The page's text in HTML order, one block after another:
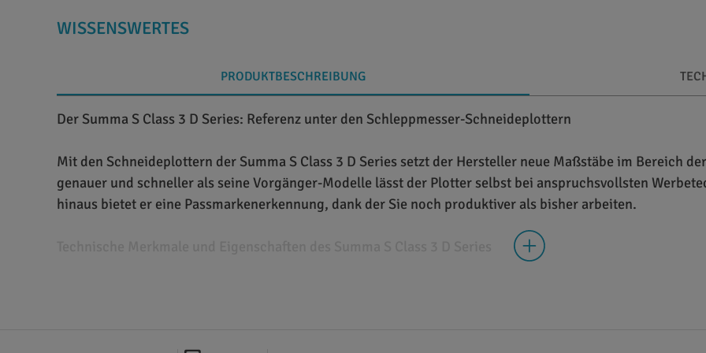
WISSENSWERTES
PRODUKTBESCHREIBUNG
Der Summa S Class 3 D Series: Referenz unter den Schleppmesser-Schneideplottern
Mit den Schneideplottern der Summa S Class 3 D Series setzt der Hersteller neue Maßstäbe im Bereich
genauer und schneller als seine Vorgänger-Modelle lässt der Plotter selbst bei anspruchsvollsten
hinaus bietet er eine Passmarkenerkennung, dank der Sie noch produktiver als bisher arbeiten.
Der Summa S Class 3 D Series ist ein Schleppmesser-Schneideplotter für den Einsatz in der
Medien bis zu einer Breite von 84 cm, 130 cm, 145 cm oder 168 mm erhältlich. Alle Modelle erreichen